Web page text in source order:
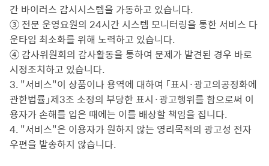
간 바이러스 감시시스템을 가동하고 있습니다.
③ 전문 운영요원의 24시간 시스템 모니터링을 통한 서비스 다
운타임 최소화를 위해 노력하고 있습니다.
④ 감사위원회의 감사활동을 통하여 문제가 발견된 경우 바로
시정조치하고 있습니다.
3. "서비스"이 상품이나 용역에 대하여 「표시·광고의공정화에
관한법률」제3조 소정의 부당한 표시·광고행위를 함으로써 이
용자가 손해를 입은 때에는 이를 배상할 책임을 집니다.
4. "서비스"은 이용자가 원하지 않는 영리목적의 광고성 전자
우편을 발송하지 않습니다.